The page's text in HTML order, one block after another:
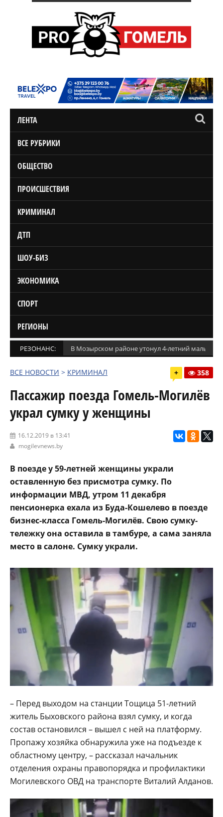
ЛЕНТА
ВСЕ РУБРИКИ
ОБЩЕСТВО
ПРОИСШЕСТВИЯ
КРИМИНАЛ
ДТП
ШОУ-БИЗ
ЭКОНОМИКА
СПОРТ
РЕГИОНЫ
РЕЗОНАНС: В Мозырском районе утонул 4-летний мальчик
ВСЕ НОВОСТИ > КРИМИНАЛ + 358
Пассажир поезда Гомель-Могилёв
украл сумку у женщины
16.12.2019 в 13:41
mogilevnews.by
В поезде у 59-летней женщины украли
оставленную без присмотра сумку. По
информации МВД, утром 11 декабря
пенсионерка ехала из Буда-Кошелево в поезде
бизнес-класса Гомель-Могилёв. Свою сумку-
тележку она оставила в тамбуре, а сама заняла
место в салоне. Сумку украли.
– Перед выходом на станции Тощица 51-летний
житель Быховского района взял сумку, и когда
состав остановился – вышел с ней на платформу.
Пропажу хозяйка обнаружила уже на подъезде к
областному центру, – рассказал начальник
отделения охраны правопорядка и профилактики
Могилевского ОВД на транспорте Виталий Алданов.